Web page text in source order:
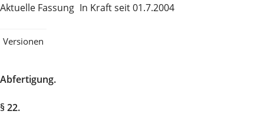
Aktuelle Fassung In Kraft seit 01.7.2004
Versionen
Abfertigung.
§ 22.